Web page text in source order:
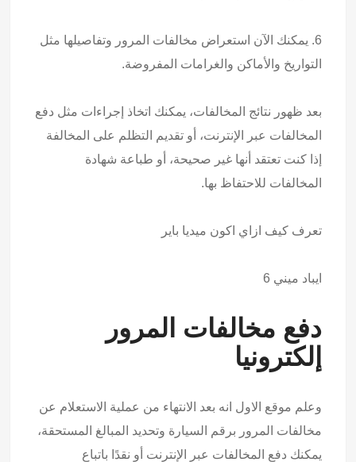
6. يمكنك الآن استعراض مخالفات المرور وتفاصيلها مثل
التواريخ والأماكن والغرامات المفروضة.
بعد ظهور نتائج المخالفات، يمكنك اتخاذ إجراءات مثل دفع
المخالفات عبر الإنترنت، أو تقديم التظلم على المخالفة
إذا كنت تعتقد أنها غير صحيحة، أو طباعة شهادة
المخالفات للاحتفاظ بها.
تعرف كيف ازاي اكون ميديا باير
ايباد ميني 6
دفع مخالفات المرور
إلكترونيا
وعلم موقع الاول انه بعد الانتهاء من عملية الاستعلام عن
مخالفات المرور برقم السيارة وتحديد المبالغ المستحقة،
يمكنك دفع المخالفات عبر الإنترنت أو نقدًا باتباع